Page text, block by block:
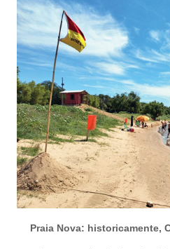
Praia Nova: historicamente,